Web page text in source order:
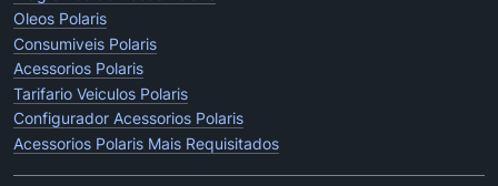
Oleos Polaris
Consumiveis Polaris
Acessorios Polaris
Tarifario Veiculos Polaris
Configurador Acessorios Polaris
Acessorios Polaris Mais Requisitados